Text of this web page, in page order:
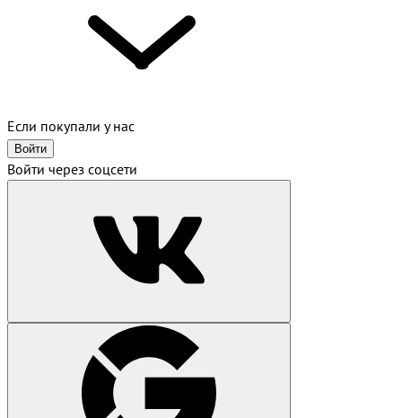
Если покупали у нас
Войти
Войти через соцсети